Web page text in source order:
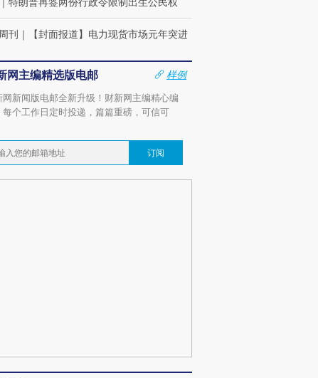
刊 ｜ 【封面报道】电力现货市场元年突进
网主编精选版电邮
样例
网新闻版电邮全新升级！财新网主编精心编
每个工作日定时投递，篇篇重磅，可信可
订阅